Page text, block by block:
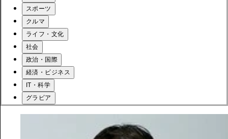
スポーツ
クルマ
ライフ・文化
社会
政治・国際
経済・ビジネス
IT・科学
グラビア